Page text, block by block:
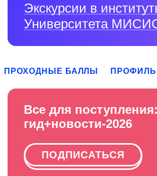
Экскурсии в
Университета
ПРОХОДНЫЕ БАЛЛЫ ПРОФИЛЬ
Все для поступления:
гид+новости-2026
ПОДПИСАТЬСЯ